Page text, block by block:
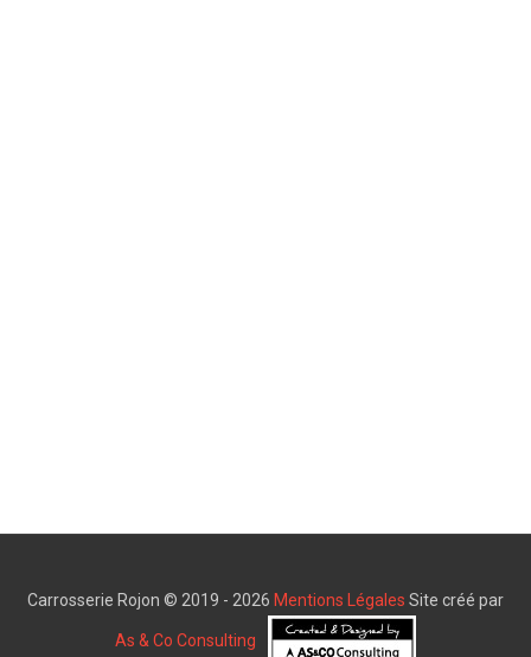
Carrosserie Rojon © 2019 - 2026 Mentions Légales Site créé par
As & Co Consulting